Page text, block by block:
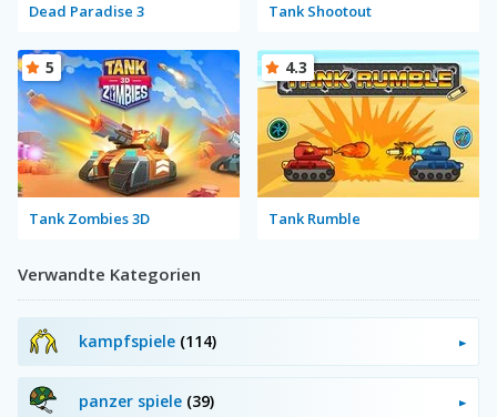
Dead Paradise 3 Tank Shootout
Tank Zombies 3D
5
Tank Rumble
4.3
Verwandte Kategorien
kampfspiele (114)
panzer spiele (39)